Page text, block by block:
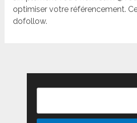
optimiser votre référencement.
dofollow.